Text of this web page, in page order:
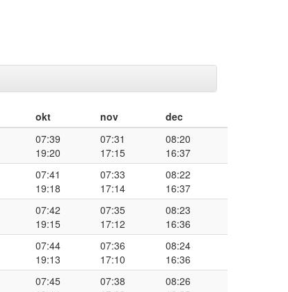
okt nov
dec
07:39
19:20
07:31
17:15
08:20
16:37
07:41
19:18
07:33
17:14
08:22
16:37
07:42
19:15
07:35
17:12
08:23
16:36
07:44
19:13
07:36
17:10
08:24
16:36
07:45
07:38
08:26